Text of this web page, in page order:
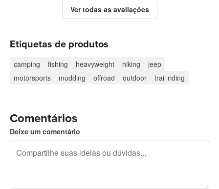
Ver todas as avaliações
Etiquetas de produtos
camping fishing heavyweight hiking
jeep
motorsports
mudding offroad outdoor trail riding
Comentários
Deixe um comentário